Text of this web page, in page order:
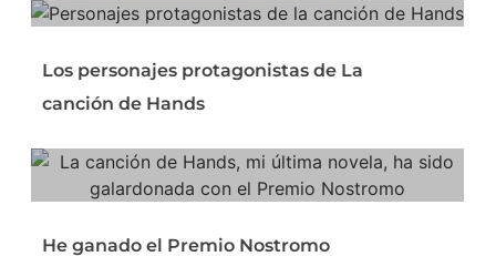
Los personajes protagonistas de La
canción de Hands
He ganado el Premio Nostromo